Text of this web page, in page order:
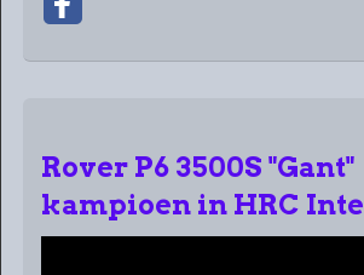
Rover P6 3500S "Gant"
kampioen in HRC